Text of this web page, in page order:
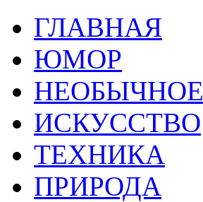
ГЛАВНАЯ
ЮМОР
НЕОБЫЧНОЕ
ИСКУССТВО
ТЕХНИКА
ПРИРОДА